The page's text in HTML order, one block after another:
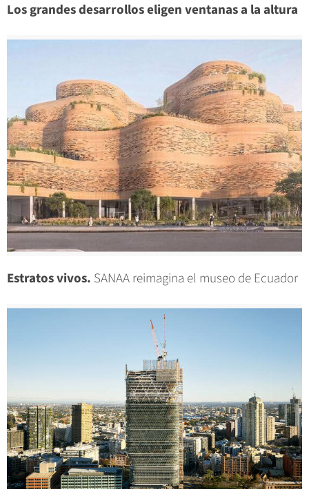
Los grandes desarrollos eligen ventanas a la altura
Estratos vivos. SANAA reimagina el museo de Ecuador